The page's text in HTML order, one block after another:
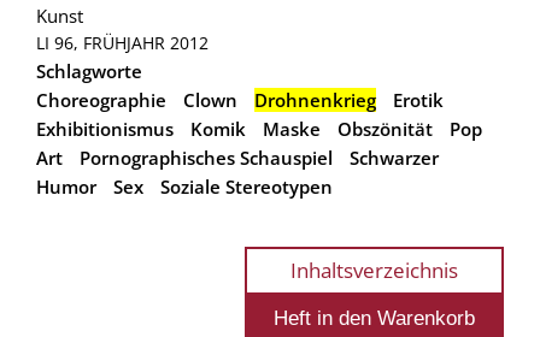
Kunst
LI 96, FRÜHJAHR 2012
Schlagworte
Choreographie
Clown Drohnenkrieg
Erotik
Exhibitionismus
Komik Maske Obszönität
Pop
Art
Pornographisches Schauspiel
Schwarzer
Humor
Sex Soziale Stereotypen
Inhaltsverzeichnis